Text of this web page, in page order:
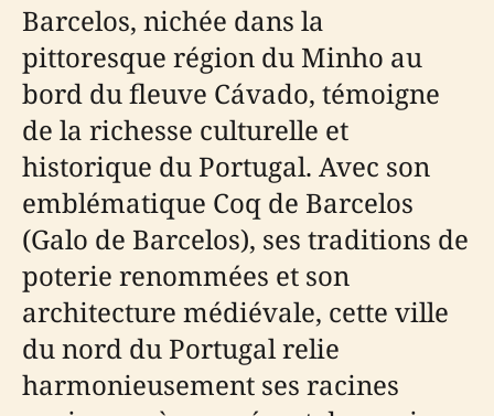
Barcelos, nichée dans la
pittoresque région du Minho au
bord du fleuve Cávado, témoigne
de la richesse culturelle et
historique du Portugal. Avec son
emblématique Coq de Barcelos
(Galo de Barcelos), ses traditions de
poterie renommées et son
architecture médiévale, cette ville
du nord du Portugal relie
harmonieusement ses racines